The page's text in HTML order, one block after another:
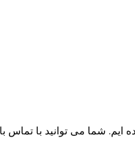
شما می توانید با تماس